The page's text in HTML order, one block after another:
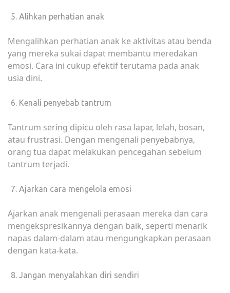
Alihkan perhatian anak
Mengalihkan perhatian anak ke aktivitas atau benda
yang mereka sukai dapat membantu meredakan
emosi. Cara ini cukup efektif terutama pada anak
usia dini.
Kenali penyebab tantrum
Tantrum sering dipicu oleh rasa lapar, lelah, bosan,
atau frustrasi. Dengan mengenali penyebabnya,
orang tua dapat melakukan pencegahan sebelum
tantrum terjadi.
Ajarkan cara mengelola emosi
Ajarkan anak mengenali perasaan mereka dan cara
mengekspresikannya dengan baik, seperti menarik
napas dalam-dalam atau mengungkapkan perasaan
dengan kata-kata.
Jangan menyalahkan diri sendiri